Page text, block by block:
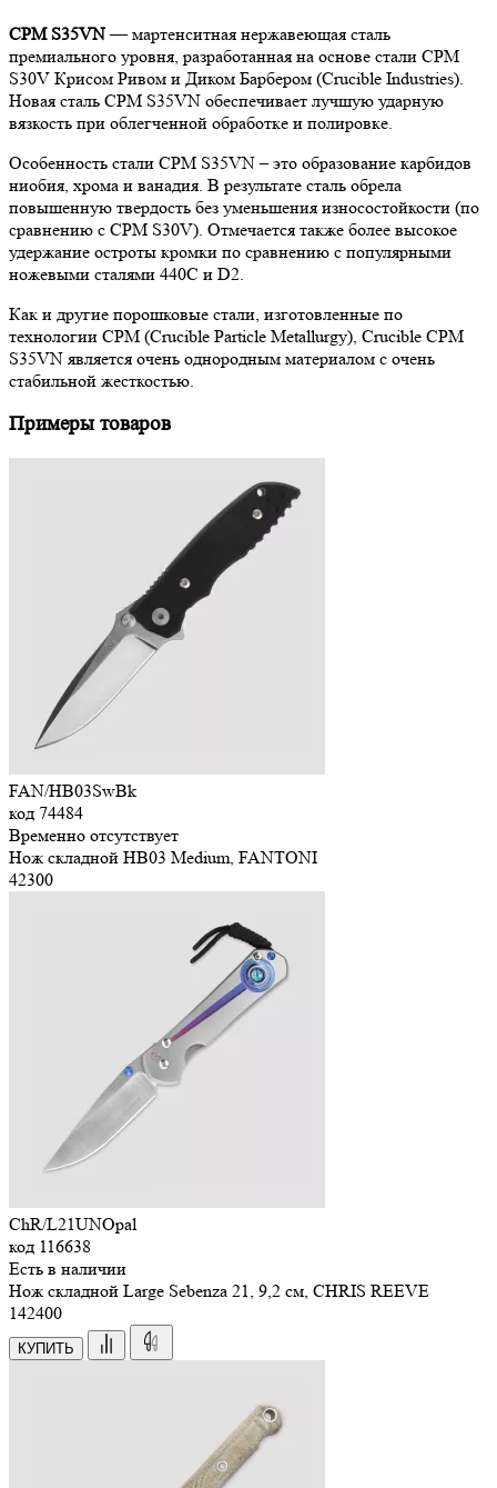
CPM S35VN— мартенситная нержавеющая сталь
премиального уровня, разработанная на основе стали CPM
S30V Крисом Ривом и Диком Барбером (Crucible Industries).
Новая сталь CPM S35VN обеспечивает лучшую ударную
вязкость при облегченной обработке и полировке.
Особенность стали CPM S35VN – это образование карбидов
ниобия, хрома и ванадия. В результате сталь обрела
повышенную твердость без уменьшения износостойкости (по
сравнению с CPM S30V). Отмечается также более высокое
удержание остроты кромки по сравнению с популярными
ножевыми сталями 440С и D2.
Как и другие порошковые стали, изготовленные по
технологии CPM (Crucible Particle Metallurgy), Crucible CPM
S35VN является очень однородным материалом с очень
стабильной жесткостью.
Примеры товаров
FAN/HB03SwBk
код 74484
Временно отсутствует
Нож складной HB03 Medium, FANTONI
42300
ChR/L21UNOpal
код 116638
Есть в наличии
Нож складной Large Sebenza 21, 9,2 см, CHRIS REEVE
142400
КУПИТЬ